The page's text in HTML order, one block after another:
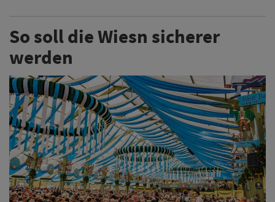
So soll die Wiesn sicherer
werden